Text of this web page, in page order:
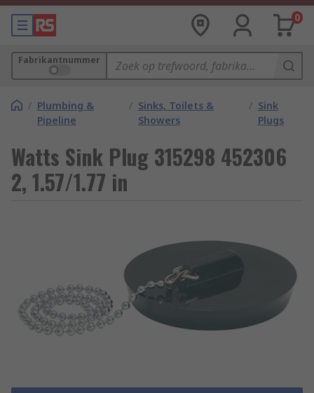
0
Fabrikantnummer
/ Plumbing &
Pipeline
/ Sinks, Toilets &
Showers
/ Sink
Plugs
Watts Sink Plug 315298 452306
2, 1.57/1.77 in